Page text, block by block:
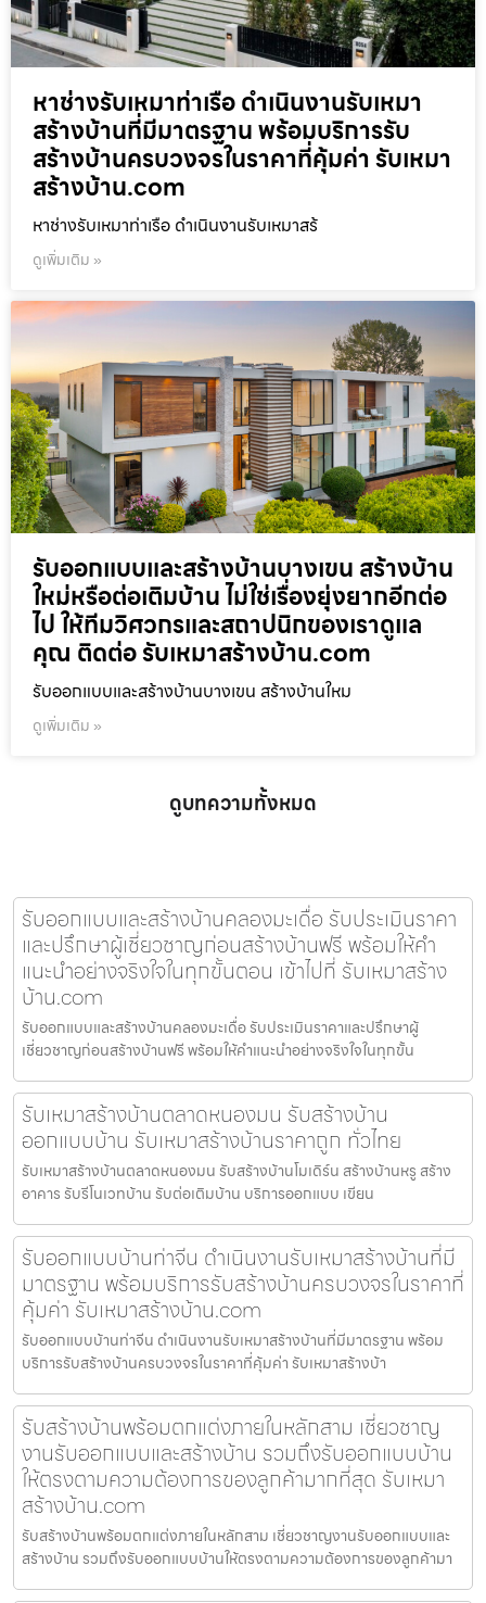
หาช่างรับเหมาท่าเรือ ดำเนินงานรับเหมา
สร้างบ้านที่มีมาตรฐาน พร้อมบริการรับ
สร้างบ้านครบวงจรในราคาที่คุ้มค่า รับเหมา
สร้างบ้าน.com
หาช่างรับเหมาท่าเรือ ดำเนินงานรับเหมาสร้
ดูเพิ่มเติม »
รับออกแบบและสร้างบ้านบางเขน สร้างบ้าน
ใหม่หรือต่อเติมบ้าน ไม่ใช่เรื่องยุ่งยากอีกต่อ
ไป ให้ทีมวิศวกรและสถาปนิกของเราดูแล
คุณ ติดต่อ รับเหมาสร้างบ้าน.com
รับออกแบบและสร้างบ้านบางเขน สร้างบ้านใหม
ดูเพิ่มเติม »
ดูบทความทั้งหมด
รับออกแบบและสร้างบ้านคลองมะเดื่อ รับประเมินราคา
และปรึกษาผู้เชี่ยวชาญก่อนสร้างบ้านฟรี พร้อมให้คำ
แนะนำอย่างจริงใจในทุกขั้นตอน เข้าไปที่ รับเหมาสร้าง
บ้าน.com
รับออกแบบและสร้างบ้านคลองมะเดื่อ รับประเมินราคาและปรึกษาผู้
เชี่ยวชาญก่อนสร้างบ้านฟรี พร้อมให้คำแนะนำอย่างจริงใจในทุกขั้น
รับเหมาสร้างบ้านตลาดหนองมน รับสร้างบ้าน
ออกแบบบ้าน รับเหมาสร้างบ้านราคาถูก ทั่วไทย
รับเหมาสร้างบ้านตลาดหนองมน รับสร้างบ้านโมเดิร์น สร้างบ้านหรู สร้าง
อาคาร รับรีโนเวทบ้าน รับต่อเติมบ้าน บริการออกแบบ เขียน
รับออกแบบบ้านท่าจีน ดำเนินงานรับเหมาสร้างบ้านที่มี
มาตรฐาน พร้อมบริการรับสร้างบ้านครบวงจรในราคาที่
คุ้มค่า รับเหมาสร้างบ้าน.com
รับออกแบบบ้านท่าจีน ดำเนินงานรับเหมาสร้างบ้านที่มีมาตรฐาน พร้อม
บริการรับสร้างบ้านครบวงจรในราคาที่คุ้มค่า รับเหมาสร้างบ้า
รับสร้างบ้านพร้อมตกแต่งภายในหลักสาม เชี่ยวชาญ
งานรับออกแบบและสร้างบ้าน รวมถึงรับออกแบบบ้าน
ให้ตรงตามความต้องการของลูกค้ามากที่สุด รับเหมา
สร้างบ้าน.com
รับสร้างบ้านพร้อมตกแต่งภายในหลักสาม เชี่ยวชาญงานรับออกแบบและ
สร้างบ้าน รวมถึงรับออกแบบบ้านให้ตรงตามความต้องการของลูกค้ามา